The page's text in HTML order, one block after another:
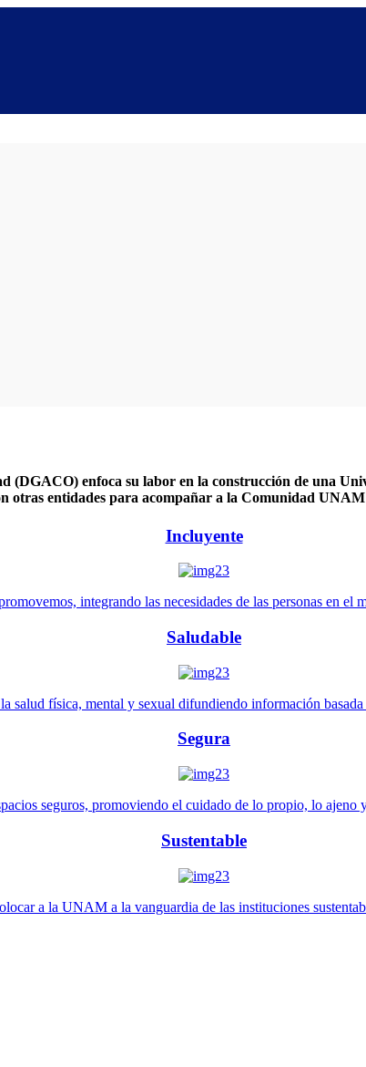
(DGACO) enfoca su labor en la construcción de una
otras entidades para acompañar a la Comunidad
Incluyente
integrando las necesidades de las personas en el
Saludable
salud física, mental y sexual difundiendo información
Segura
seguros, promoviendo el cuidado de lo propio, lo ajeno
Sustentable
a la UNAM a la vanguardia de las instituciones